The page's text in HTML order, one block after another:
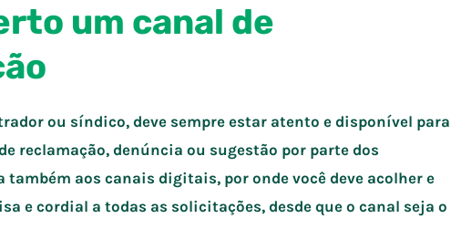
um canal de
ou síndico, deve sempre estar atento e disponível para
reclamação, denúncia ou sugestão por parte dos
também aos canais digitais, por onde você deve acolher e
e cordial a todas as solicitações, desde que o canal seja o